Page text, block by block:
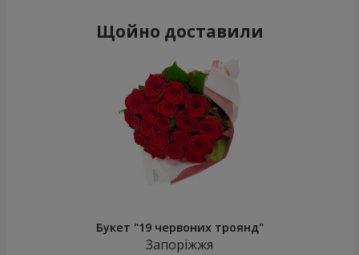
Щойно доставили
Букет "19 червоних троянд"
Запоріжжя